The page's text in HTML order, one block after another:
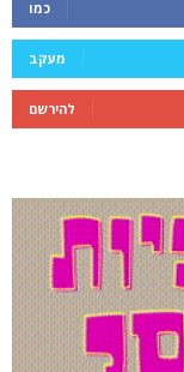
כמו
מעקב
להירשם